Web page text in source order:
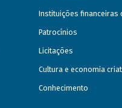
Instituições financeiras
Patrocínios
Licitações
Cultura e economia
Conhecimento